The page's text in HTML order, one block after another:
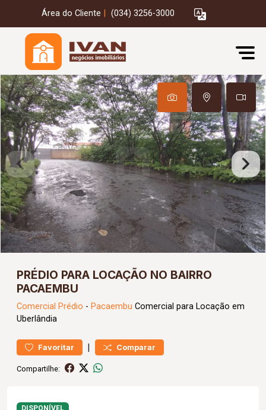
Área do Cliente (034) 3256-3000
PRÉDIO PARA LOCAÇÃO NO BAIRRO
PACAEMBU
Comercial Prédio - Pacaembu Comercial para Locação em
Uberlândia
Favoritar | Comparar
Compartilhe:
DISPONÍVEL